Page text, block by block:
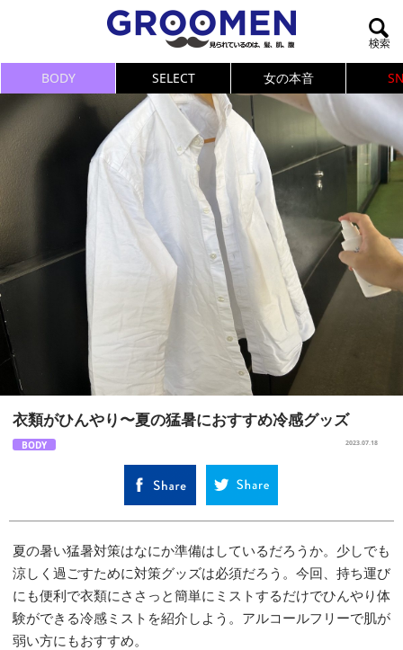
BODY SELECT 女の本音
衣類がひんやり〜夏の猛暑におすすめ冷感グッズ
BODY 2023.07.18
夏の暑い猛暑対策はなにか準備はしているだろうか。少しでも
涼しく過ごすために対策グッズは必須だろう。今回、持ち運び
にも便利で衣類にささっと簡単にミストするだけでひんやり体
験ができる冷感ミストを紹介しよう。アルコールフリーで肌が
弱い方にもおすすめ。